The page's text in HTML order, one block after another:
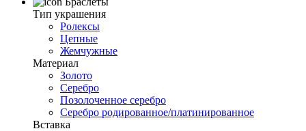
Тип украшения
Ролексы
Цепные
Жемчужные
Материал
Золото
Серебро
Позолоченное серебро
Серебро родированное/платинированное
Вставка